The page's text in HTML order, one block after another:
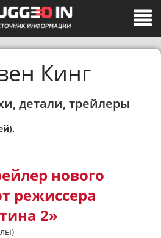
Кинг
детали, трейлеры
нового
режиссера
2»